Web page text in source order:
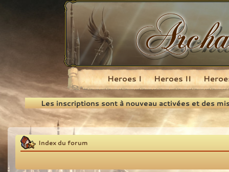
Recherche
Heroes I Heroes II
Les inscriptions sont à nouveau activées et des
Index du forum